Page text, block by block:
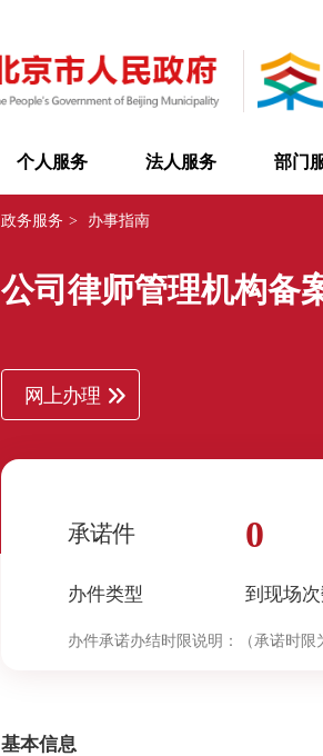
个人服务 法人服务 部门
政务服务 > 办事指南
公司律师管理机构备
网上办理
承诺件
办件类型
0
到现场
办件承诺办结时限说明： （承诺时
基本信息